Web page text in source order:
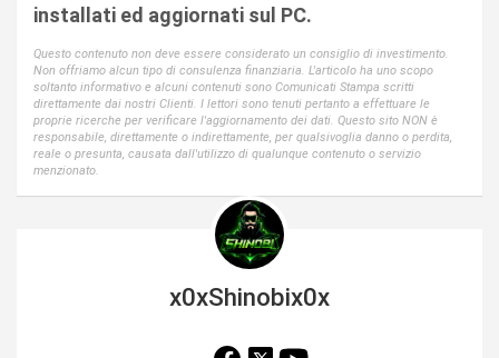
installati ed aggiornati sul PC.
Questo contenuto non deve essere considerato un consiglio di investimento.
Non offriamo alcun tipo di consulenza finanziaria. L'articolo ha uno scopo
soltanto informativo e alcuni contenuti sono Comunicati Stampa scritti
direttamente dai nostri Clienti. I lettori sono tenuti pertanto a effettuare le
proprie ricerche per verificare l'aggiornamento dei dati. Questo sito NON è
responsabile, direttamente o indirettamente, per qualsivoglia danno o perdita,
reale o presunta, causata dall'utilizzo di qualunque contenuto o servizio
menzionato.
x0xShinobix0x